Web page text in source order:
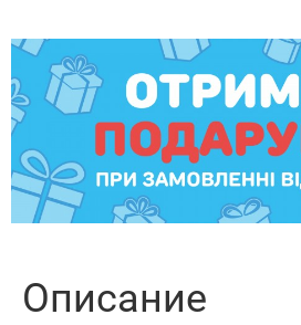
Описание